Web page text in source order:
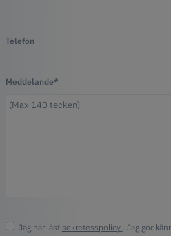
Telefon
Meddelande*
Jag har läst sekretesspolicy . Jag